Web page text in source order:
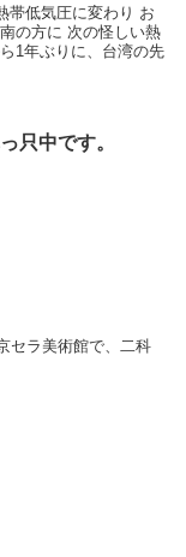
帯低気圧に変わり お
の方に 次の怪しい熱
1年ぶりに、台湾の先
只中です。
セラ美術館で、二科